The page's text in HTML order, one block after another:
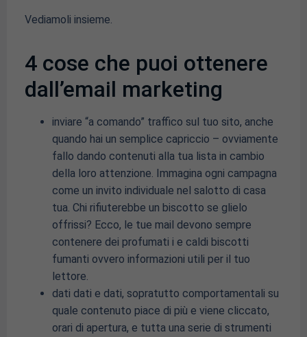
Vediamoli insieme.
4 cose che puoi ottenere
dall’email marketing
inviare “a comando” traffico sul tuo sito, anche
quando hai un semplice capriccio – ovviamente
fallo dando contenuti alla tua lista in cambio
della loro attenzione. Immagina ogni campagna
come un invito individuale nel salotto di casa
tua. Chi rifiuterebbe un biscotto se glielo
offrissi? Ecco, le tue mail devono sempre
contenere dei profumati i e caldi biscotti
fumanti ovvero informazioni utili per il tuo
lettore.
dati dati e dati, sopratutto comportamentali su
quale contenuto piace di più e viene cliccato,
orari di apertura, e tutta una serie di strumenti